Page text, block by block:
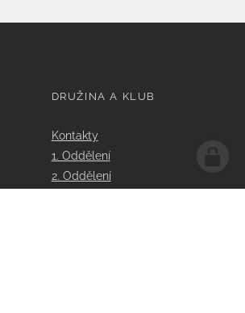
DRUŽINA A KLUB
Kontakty
1. Oddělení
2. Oddělení